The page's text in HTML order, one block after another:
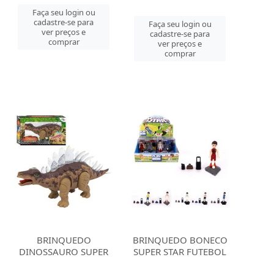
Faça seu login ou
cadastre-se para
ver preços e
comprar
Faça seu login ou
cadastre-se para
ver preços e
comprar
BRINQUEDO
DINOSSAURO SUPER
BRINQUEDO BONECO
SUPER STAR FUTEBOL